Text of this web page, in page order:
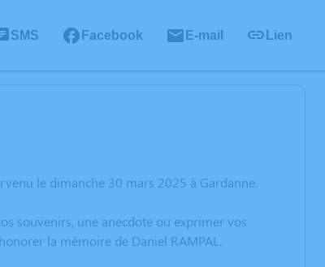
SMS Facebook E-mail Lien
le dimanche 30 mars 2025 à Gardanne.
souvenirs, une anecdote ou exprimer vos
la mémoire de Daniel RAMPAL.